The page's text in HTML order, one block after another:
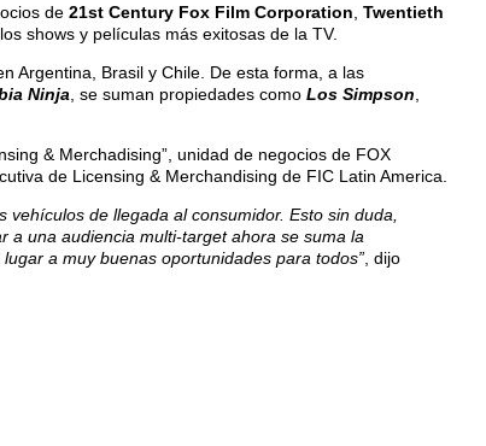
de 21st Century Fox Film Corporation Twentieth
shows y películas más exitosas de la TV.
Argentina, Brasil y Chile. De esta forma, a las
Ninja , se suman propiedades como Los Simpson
& Merchadising”, unidad de negocios de FOX
de Licensing & Merchandising de FIC Latin America.
de llegada al consumidor. Esto sin duda,
a una audiencia multi-target ahora se suma la
a muy buenas oportunidades para todos” , dijo